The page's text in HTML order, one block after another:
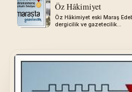
Öz Hâkimiyet
Öz Hâkimiyet eski Maraş
dergicilik ve gazetecilik